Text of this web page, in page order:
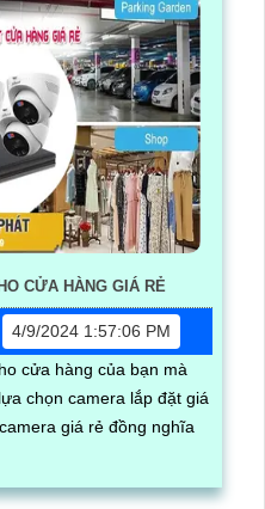
CỬA HÀNG GIÁ RẺ
4/9/2024 1:57:06 PM
cửa hàng của bạn mà
chọn camera lắp đặt giá